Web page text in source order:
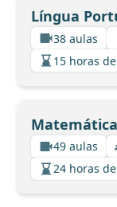
Língua
38 aulas
15 horas
49 aulas
24 horas